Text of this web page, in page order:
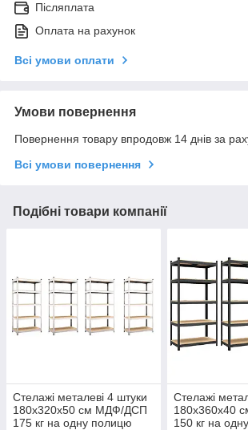
Післяплата
Оплата на рахунок
Всі умови оплати
Умови повернення
Повернення товару впродовж 14 днів за
Всі умови повернення
Подібні товари компанії
Стелажі металеві 4 штуки
180х320х50 см МДФ/ДСП
175 кг на одну полицю
Стелажі
180х360х40
150 кг на